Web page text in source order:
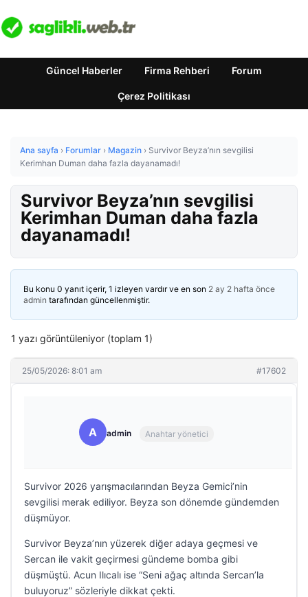
Güncel Haberler Firma Rehberi Forum
Çerez Politikası
Ana sayfa › Forumlar › Magazin › Survivor Beyza’nın sevgilisi
Kerimhan Duman daha fazla dayanamadı!
Survivor Beyza’nın sevgilisi
Kerimhan Duman daha fazla
dayanamadı!
Bu konu 0 yanıt içerir, 1 izleyen vardır ve en son 2 ay 2 hafta önce
admin tarafından güncellenmiştir.
1 yazı görüntüleniyor (toplam 1)
25/05/2026: 8:01 am #17602
A admin Anahtar yönetici
Survivor 2026 yarışmacılarından Beyza Gemici’nin
sevgilisi merak ediliyor. Beyza son dönemde gündemden
düşmüyor.
Survivor Beyza’nın yüzerek diğer adaya geçmesi ve
Sercan ile vakit geçirmesi gündeme bomba gibi
düşmüştü. Acun Ilıcalı ise “Seni ağaç altında Sercan’la
buluyoruz” sözleriyle dikkat çekti.